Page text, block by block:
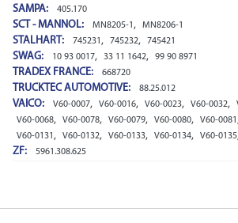
SAMPA: 405.170
SCT - MANNOL: MN8205-1 , MN8206-1
STALHART: 745231 , 745232, 745421
SWAG: 10 93 0017, 33 11 1642, 99 90 8971
TRADEX FRANCE: 668720
TRUCKTEC AUTOMOTIVE: 88.25.012
VAICO: V60-0007, V60-0016, V60-0023, V60-0032,
V60-0068, V60-0078, V60-0079, V60-0080, V60-0081
V60-0131 , V60-0132, V60-0133, V60-0134, V60-0135
ZF: 5961.308.625